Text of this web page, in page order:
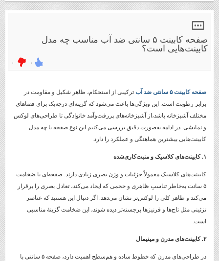
صفحه کابینت ۵ سانتی ضد آب مناسب چه مدل
کابینت‌هایی است؟
۰ ۰
صفحه کابینت ۵ سانتی ضد آب
ترکیبی از استحکام، ظاهر شکیل و مقاومت در
برابر رطوبت است. این ویژگی‌ها باعث می‌شود که گزینه‌ای درجه‌یک برای فضاهای
مختلف آشپزخانه باشد،از آشپزخانه‌های پررفت‌وآمد خانوادگی تا طراحی‌های لوکس
و نمایشی. در ادامه به‌صورت دقیق بررسی می‌کنیم این نوع صفحه با چه مدل
کابینت‌هایی بیشترین هماهنگی و عملکرد را دارد.
۱.کابینت‌های کلاسیک و منبت‌کاری‌شده
کابینت‌های کلاسیک معمولاً جزئیات و وزن بصری زیادی دارند. صفحه‌ای با ضخامت
۵ سانت به‌خاطر تناسبِ ظاهری و حجمی که ایجاد می‌کند، تعادل بصری را برقرار
می‌کند و ظاهر کلی را لوکس‌تر نشان می‌دهد. اگر دنبال این هستید که عناصر
تزئینی مثل تاج‌ها و قرنیزها برجسته‌تر دیده شوند، این ضخامت گزینهٔ مناسبی
است.
۲.کابینت‌های مدرن و مینیمال
در طراحی‌های مدرن که خطوط ساده و هم‌سطح اهمیت دارد، صفحه ۵ سانتی با